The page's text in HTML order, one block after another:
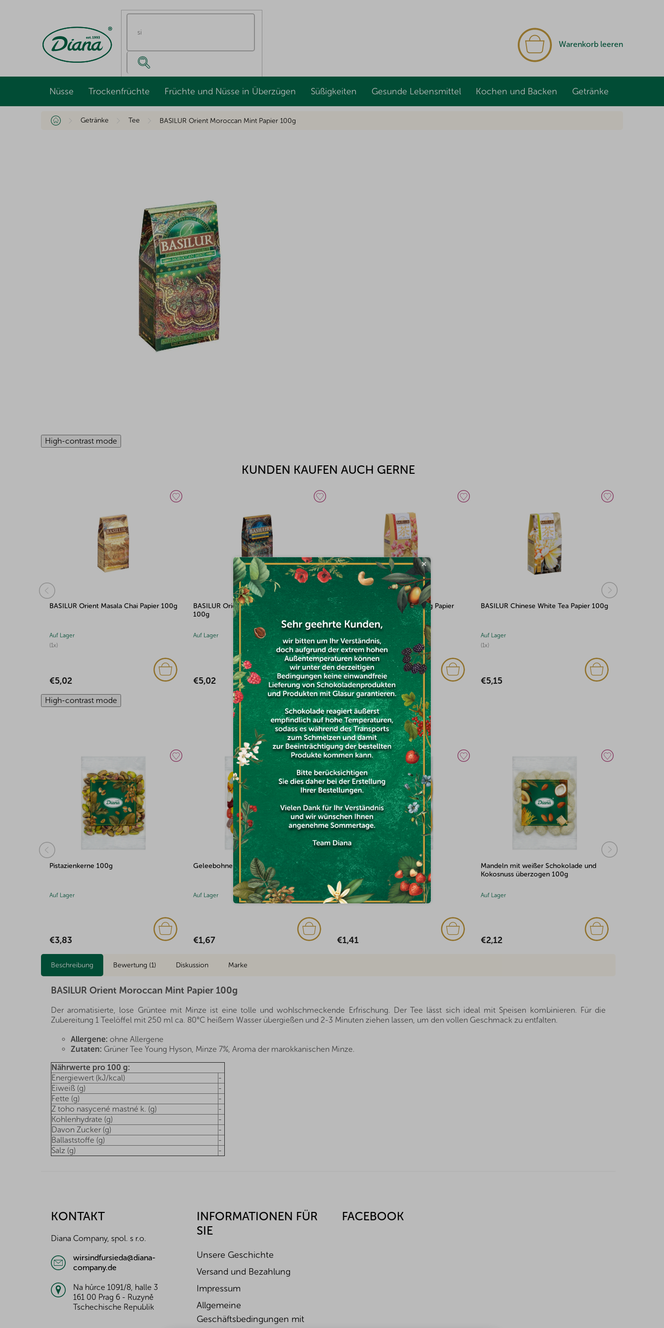
Warenkorb leeren
Nüsse Trockenfrüchte Früchte und Nüsse in Überzügen Süßigkeiten Gesunde Lebensmittel Kochen und Backen Getränke
StartseiteGetränke Tee BASILUR Orient Moroccan Mint Papier 100g
High-contrast mode
KUNDEN KAUFEN AUCH GERNE
BASILUR Orient Magic Nights Papier
Auf Lager
€5,02
BASILUR Chinese Milk Oolong Papier
100g
Auf Lager
€4,98
BASILUR Chinese White Tea Papier 100g
(1x)
€5,15
BASILUR Fruit Blood Orange Papier
Auf Lager
€5,37
High-contrast mode
DAS KÖNNTE SIE INTERESSIEREN
Geleebohnen 100g
Auf Lager
€1,67
Mangoscheiben 100g
Auf Lager
€1,41
Mandeln mit weißer Schokolade und
Kokosnuss überzogen 100g
Auf Lager
€2,12
Mandeln mit Joghurt überzogen 100g
Auf Lager
€1,67
Beschreibung Bewertung (1) Diskussion Marke
BASILUR Orient Moroccan Mint Papier 100g
Der aromatisierte, lose Grüntee mit Minze ist eine tolle und wohlschmeckende Erfrischung. Der Tee lässt sich ideal mit Speisen kombinieren. Für die
Zubereitung 1 Teelöffel mit 250 ml ca. 80°C heißem Wasser übergießen und 2-3 Minuten ziehen lassen, um den vollen Geschmack zu entfalten.
Allergene: ohne Allergene
Zutaten: Grüner Tee Young Hyson, Minze 7%, Aroma der marokkanischen Minze.
Nährwerte pro 100 g:
Energiewert (kJ/kcal)
-
Eiweiß (g)
-
Fette (g)
-
Z toho nasycené mastné k. (g)
-
Kohlenhydrate (g)
-
Davon Zucker (g)
-
Ballaststoffe (g)
-
Salz (g)
-
KONTAKT
Diana Company, spol. s r.o.
wirsindfursieda@diana-
company.de
Na hůrce 1091/8, halle 3
161 00 Prag 6 - Ruzyně
Tschechische Republik
INFORMATIONEN FÜR
SIE
Unsere Geschichte
Versand und Bezahlung
Impressum
Allgemeine
Geschäftsbedingungen mit
FACEBOOK
×